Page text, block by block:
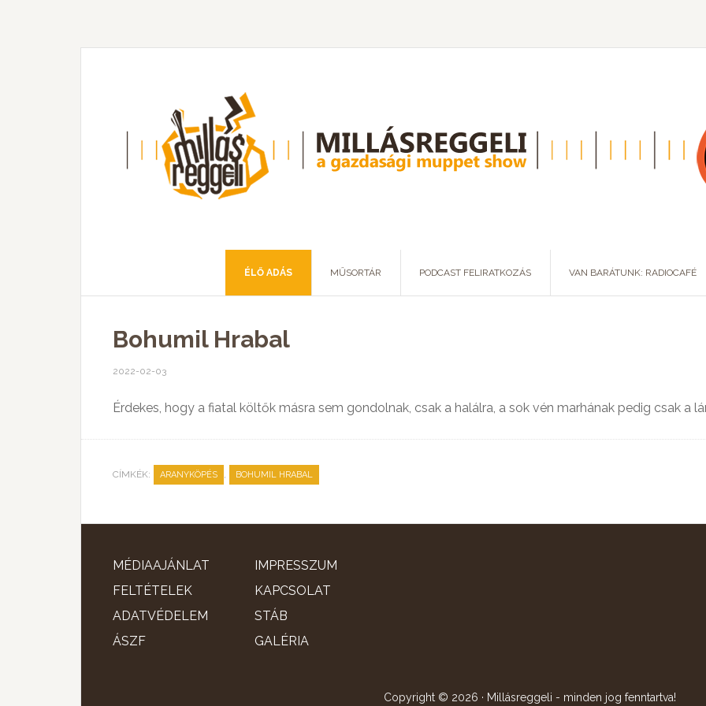
ÉLŐ ADÁS MŰSORTÁR PODCAST FELIRATKOZÁS VAN BARÁTUNK: RADIOCAFÉ
Bohumil Hrabal
2022-02-03
Érdekes, hogy a fiatal költők másra sem gondolnak, csak a halálra, a sok vén marhának pedig csak a
CÍMKÉK: ARANYKÖPÉS , BOHUMIL HRABAL
MÉDIAAJÁNLAT
FELTÉTELEK
ADATVÉDELEM
ÁSZF
IMPRESSZUM
KAPCSOLAT
STÁB
GALÉRIA
Copyright © 2026 · Millásreggeli - minden jog fenntartva!